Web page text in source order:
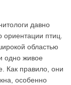
давно
птиц.
областью
одно живое
Как правило, они
особенно